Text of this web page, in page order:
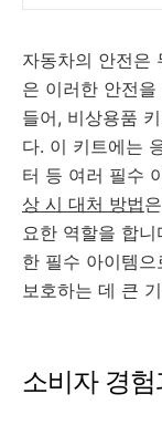
자동차의 안전은
은 이러한 안전
들어, 비상용품
다. 이 키트에는
터 등 여러 필수
상 시 대처 방법
요한 역할을 합
한 필수 아이템
보호하는 데 큰
소비자 경